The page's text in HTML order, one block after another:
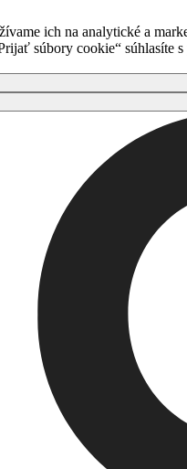
ich na analytické a
súbory cookie“ súhlasíte